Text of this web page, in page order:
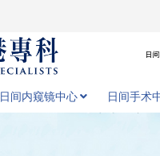
日
日间内窥镜中心 日间手术